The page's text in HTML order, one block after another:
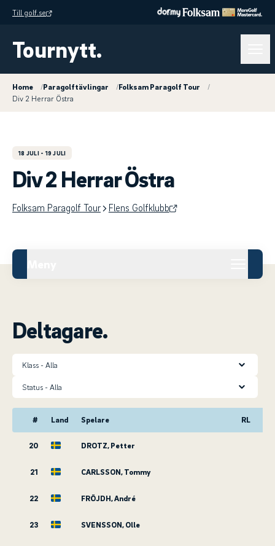
Till golf.se
Tournytt.
Home /Paragolftävlingar /Folksam Paragolf Tour
/
Div 2 Herrar Östra
18 JULI - 19 JULI
Div 2 Herrar Östra
Folksam Paragolf Tour Flens Golfklubb
Deltagare.
Klass
Status
# Land Spelare RL
20 DROTZ, Petter
21 CARLSSON, Tommy
22 FRÖJDH, André
23 SVENSSON, Olle